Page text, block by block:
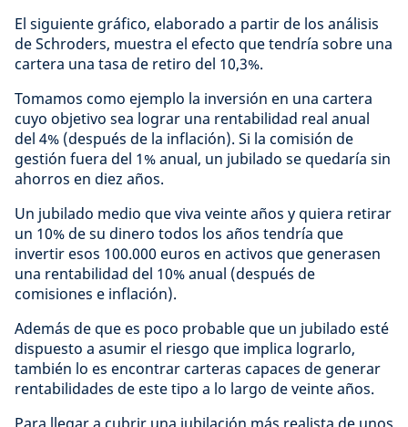
El siguiente gráfico, elaborado a partir de los análisis
de Schroders, muestra el efecto que tendría sobre una
cartera una tasa de retiro del 10,3%.
Tomamos como ejemplo la inversión en una cartera
cuyo objetivo sea lograr una rentabilidad real anual
del 4% (después de la inflación). Si la comisión de
gestión fuera del 1% anual, un jubilado se quedaría sin
ahorros en diez años.
Un jubilado medio que viva veinte años y quiera retirar
un 10% de su dinero todos los años tendría que
invertir esos 100.000 euros en activos que generasen
una rentabilidad del 10% anual (después de
comisiones e inflación).
Además de que es poco probable que un jubilado esté
dispuesto a asumir el riesgo que implica lograrlo,
también lo es encontrar carteras capaces de generar
rentabilidades de este tipo a lo largo de veinte años.